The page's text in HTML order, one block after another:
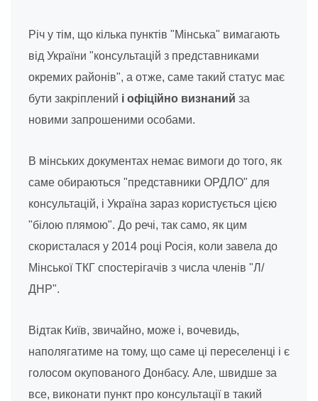
Річ у тім, що кілька пунктів "Мінська" вимагають
від України "консультацій з представниками
окремих районів", а отже, саме такий статус має
бути закріплений і офіційно визнаний за
новими запрошеними особами.
В мінських документах немає вимоги до того, як
саме обираються "представники ОРДЛО" для
консультацій, і Україна зараз користується цією
"білою плямою". До речі, так само, як цим
скористалася у 2014 році Росія, коли завела до
Мінської ТКГ спостерігачів з числа членів "Л/
ДНР".
Відтак Київ, звичайно, може і, вочевидь,
наполягатиме на тому, що саме ці переселенці і є
голосом окупованого Донбасу. Але, швидше за
все, виконати пункт про консультації в такий